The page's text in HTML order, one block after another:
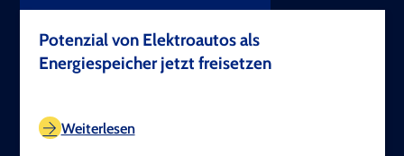
Potenzial von Elektroautos als
Energiespeicher jetzt freisetzen
Weiterlesen